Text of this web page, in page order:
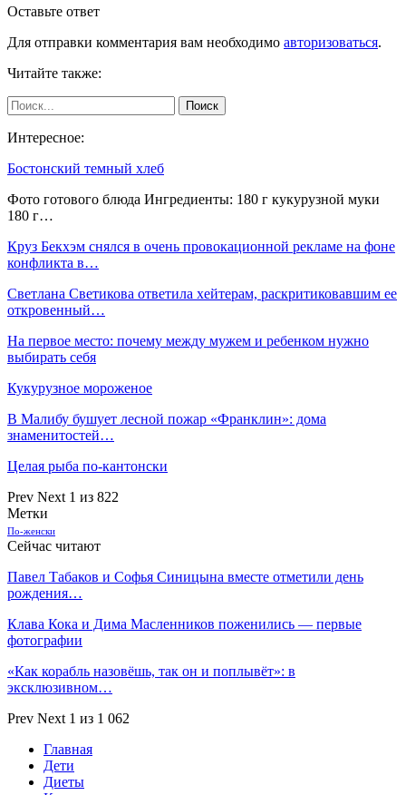
Оставьте ответ
Для отправки комментария вам необходимо авторизоваться.
Читайте также:
Интересное:
Бостонский темный хлеб
Фото готового блюда Ингредиенты: 180 г кукурузной муки
180 г…
Круз Бекхэм снялся в очень провокационной рекламе на фоне
конфликта в…
Светлана Светикова ответила хейтерам, раскритиковавшим ее
откровенный…
На первое место: почему между мужем и ребенком нужно
выбирать себя
Кукурузное мороженое
В Малибу бушует лесной пожар «Франклин»: дома
знаменитостей…
Целая рыба по-кантонски
Prev Next 1 из 822
Метки
По-женски
Сейчас читают
Павел Табаков и Софья Синицына вместе отметили день
рождения…
Клава Кока и Дима Масленников поженились — первые
фотографии
«Как корабль назовёшь, так он и поплывёт»: в
эксклюзивном…
Prev Next 1 из 1 062
Главная
Дети
Диеты